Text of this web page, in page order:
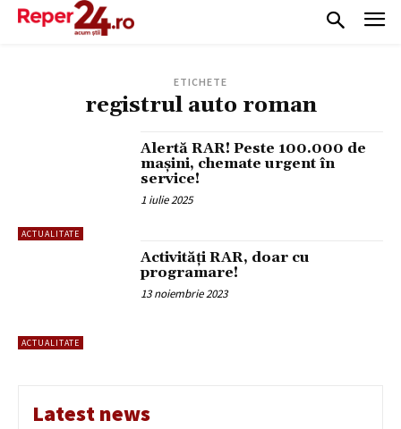
ETICHETE
registrul auto roman
ACTUALITATE
Alertă RAR! Peste 100.000 de
mașini, chemate urgent în
service!
1 iulie 2025
ACTUALITATE
Activități RAR, doar cu
programare!
13 noiembrie 2023
Latest news